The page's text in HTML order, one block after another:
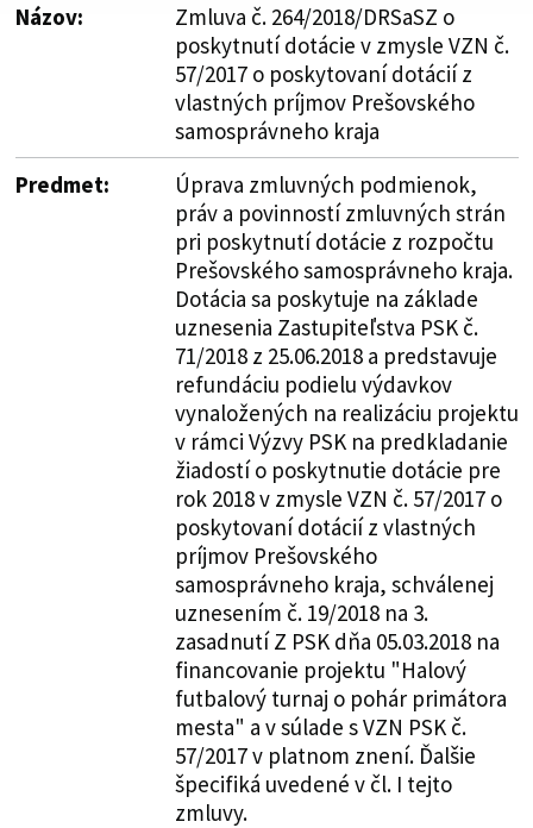
Názov:
Zmluva č. 264/2018/DRSaSZ o
poskytnutí dotácie v zmysle VZN č.
57/2017 o poskytovaní dotácií z
vlastných príjmov Prešovského
samosprávneho kraja
Predmet:
Úprava zmluvných podmienok,
práv a povinností zmluvných strán
pri poskytnutí dotácie z rozpočtu
Prešovského samosprávneho kraja.
Dotácia sa poskytuje na základe
uznesenia Zastupiteľstva PSK č.
71/2018 z 25.06.2018 a predstavuje
refundáciu podielu výdavkov
vynaložených na realizáciu projektu
v rámci Výzvy PSK na predkladanie
žiadostí o poskytnutie dotácie pre
rok 2018 v zmysle VZN č. 57/2017 o
poskytovaní dotácií z vlastných
príjmov Prešovského
samosprávneho kraja, schválenej
uznesením č. 19/2018 na 3.
zasadnutí Z PSK dňa 05.03.2018 na
financovanie projektu "Halový
futbalový turnaj o pohár primátora
mesta" a v súlade s VZN PSK č.
57/2017 v platnom znení. Ďalšie
špecifiká uvedené v čl. I tejto
zmluvy.